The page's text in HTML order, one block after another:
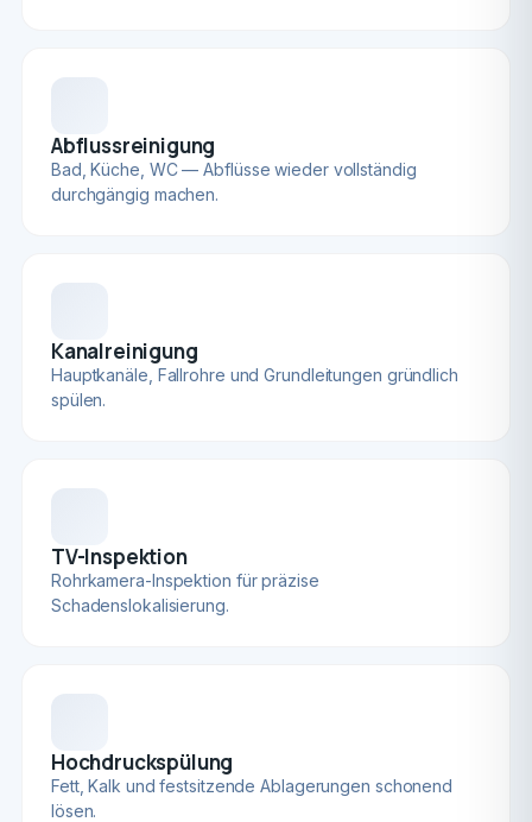
Abflussreinigung
Bad, Küche, WC — Abflüsse wieder vollständig
durchgängig machen.
Kanalreinigung
Hauptkanäle, Fallrohre und Grundleitungen gründlich
spülen.
TV-Inspektion
Rohrkamera-Inspektion für präzise
Schadenslokalisierung.
Hochdruckspülung
Fett, Kalk und festsitzende Ablagerungen schonend
lösen.